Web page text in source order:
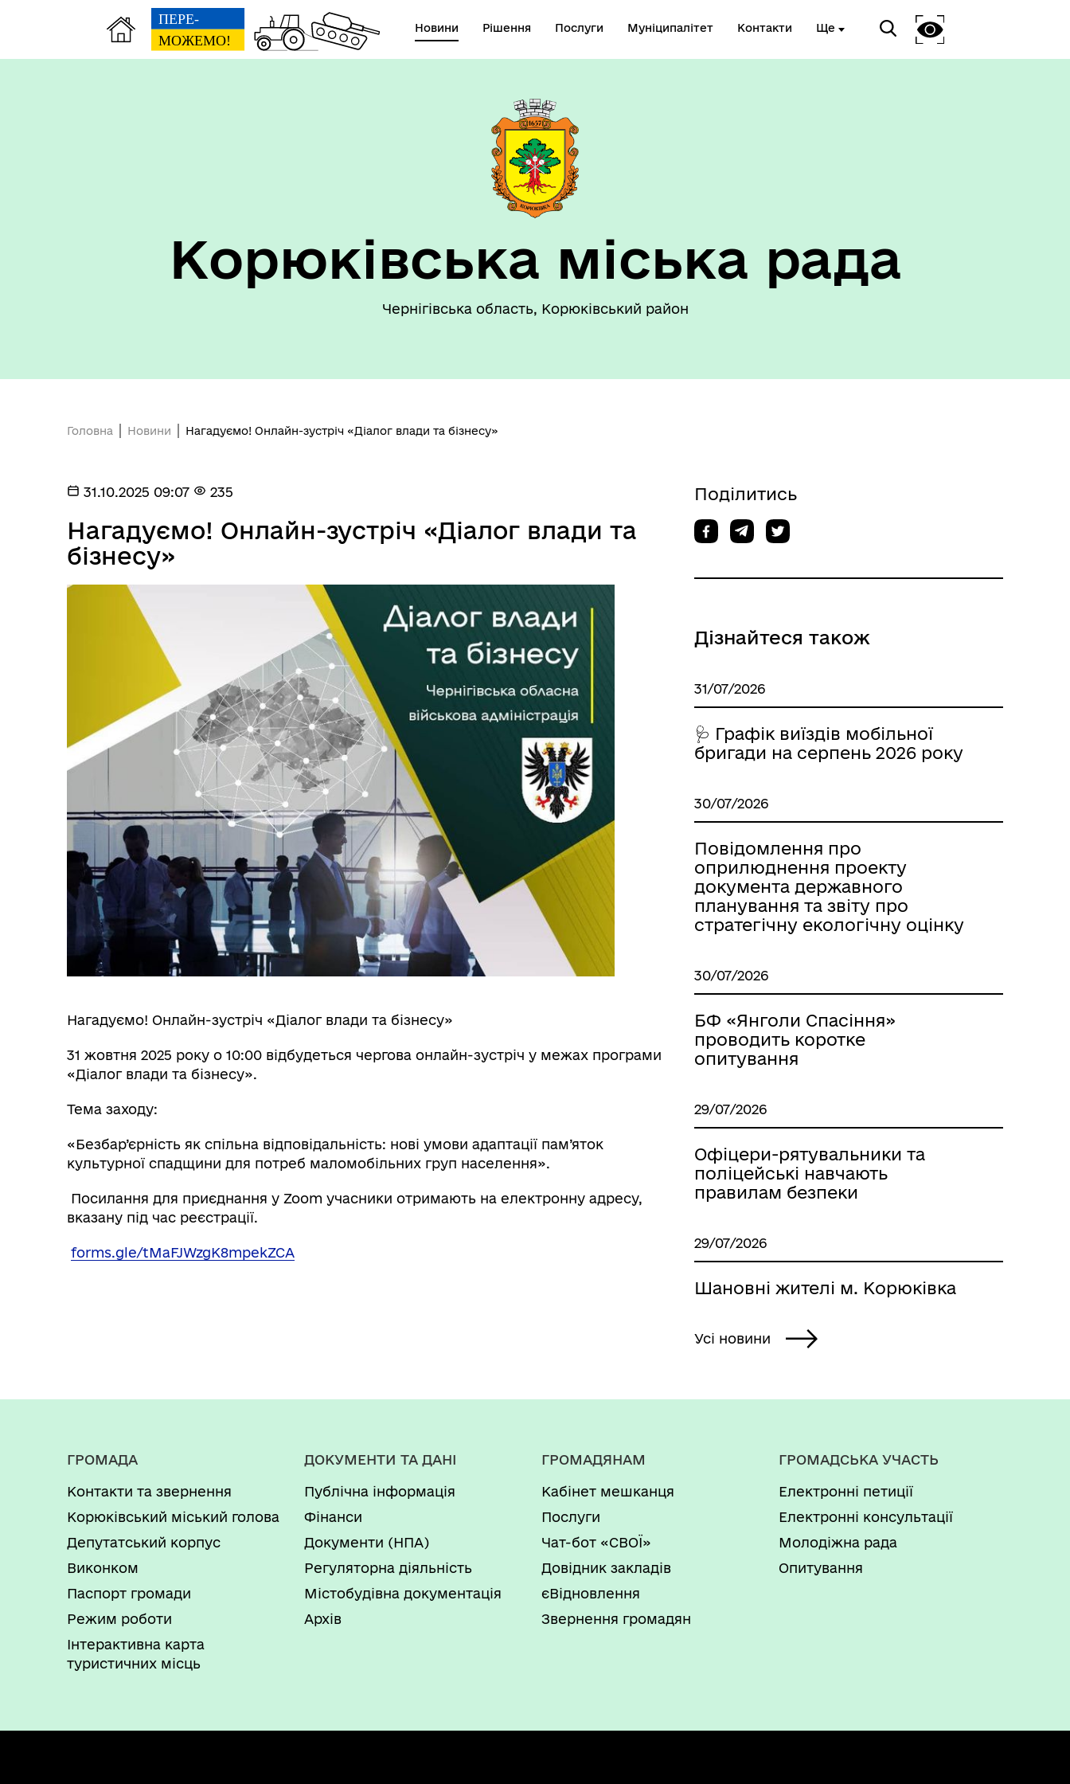
Новини Рішення Послуги Муніципалітет Контакти Ще
Депутатський корпус
Виконавчий комітет
Організаційна структура
Почесні громадяни міста
Вулиці, провулки/
Перейменування
Рішення сесії
Тендерні закупівлі
Бюджет громади
Міжнародне співробітництво
Місцеві податки, збори,
платежі
Корюківська міська рада
Чернігівська область, Корюківський район
Головна Новини Нагадуємо! Онлайн-зустріч «Діалог влади та бізнесу»
31.10.2025 09:07 235
Нагадуємо! Онлайн-зустріч «Діалог влади та
бізнесу»
Нагадуємо! Онлайн-зустріч «Діалог влади та бізнесу»
31 жовтня 2025 року о 10:00 відбудеться чергова онлайн-зустріч у межах програми
«Діалог влади та бізнесу».
Тема заходу:
«Безбар’єрність як спільна відповідальність: нові умови адаптації пам’яток
культурної спадщини для потреб маломобільних груп населення».
Посилання для приєднання у Zoom учасники отримають на електронну адресу,
вказану під час реєстрації.
forms.gle/tMaFJWzgK8mpekZCA
Поділитись
Дізнайтеся також
31/07/2026
🩺 Графік виїздів мобільної
бригади на серпень 2026 року
30/07/2026
Повідомлення про
оприлюднення проекту
документа державного
планування та звіту про
стратегічну екологічну оцінку
30/07/2026
БФ «Янголи Спасіння»
проводить коротке
опитування
29/07/2026
Офіцери-рятувальники та
поліцейські навчають
правилам безпеки
29/07/2026
Шановні жителі м. Корюківка
Усі новини
ГРОМАДА
Контакти та звернення
Корюківський міський голова
Депутатський корпус
Виконком
Паспорт громади
Режим роботи
Інтерактивна карта
туристичних місць
ДОКУМЕНТИ ТА ДАНІ
Публічна інформація
Фінанси
Документи (НПА)
Регуляторна діяльність
Містобудівна документація
Архів
ГРОМАДЯНАМ
Кабінет мешканця
Послуги
Чат-бот «СВОЇ»
Довідник закладів
єВідновлення
Звернення громадян
ГРОМАДСЬКА УЧАСТЬ
Електронні петиції
Електронні консультації
Молодіжна рада
Опитування